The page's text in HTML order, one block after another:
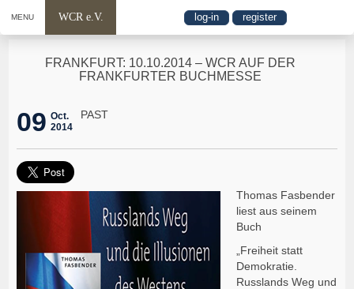
MENU WCR e.V. log-in register
FRANKFURT: 10.10.2014 – WCR AUF DER
FRANKFURTER BUCHMESSE
09 Oct.
2014
PAST
Thomas Fasbender
liest aus seinem
Buch
„Freiheit statt
Demokratie.
Russlands Weg und